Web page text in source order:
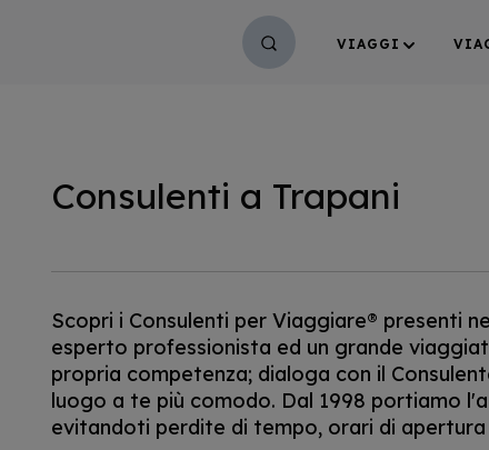
VIAGGI
Consulenti a Trapani
Scopri i Consulenti per Viaggiare® presenti
esperto professionista ed un grande
propria competenza; dialoga con il
luogo a te più comodo. Dal 1998 portiamo
evitandoti perdite di tempo, orari di